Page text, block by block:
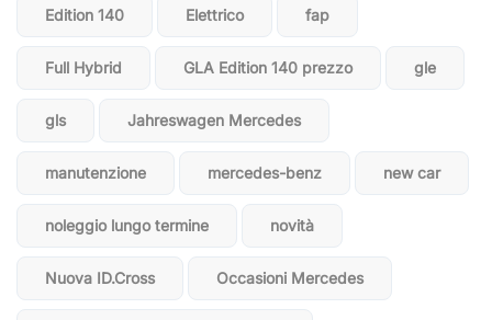
Edition 140 Elettrico fap
Full Hybrid GLA Edition 140 prezzo gle
gls Jahreswagen Mercedes
manutenzione mercedes-benz new car
noleggio lungo termine novità
Nuova ID.Cross Occasioni Mercedes